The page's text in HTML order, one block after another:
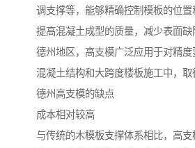
调支撑等，能够精确控制模板的位
提高混凝土成型的质量，减少表面
德州地区，高支模广泛应用于对精
混凝土结构和大跨度楼板施工中，取
德州高支模的缺点
成本相对较高
与传统的木模板支撑体系相比，高